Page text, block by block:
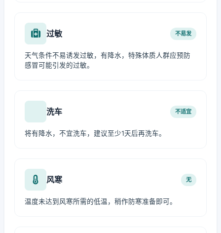
过敏 不易发
天气条件不易诱发过敏，有降水，特殊体质人群应预防
感冒可能引发的过敏。
洗车 不适宜
将有降水，不宜洗车，建议至少1天后再洗车。
风寒 无
温度未达到风寒所需的低温，稍作防寒准备即可。